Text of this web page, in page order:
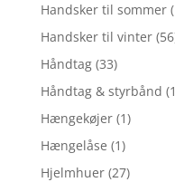
Handsker til sommer
Handsker til vinter
Håndtag (33)
Håndtag & styrbånd
Hængekøjer (1)
Hængelåse (1)
Hjelmhuer (27)